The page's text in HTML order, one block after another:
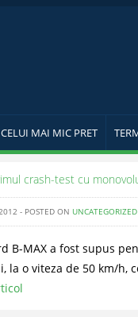
MAI MIC PRET
crash-test cu
- POSTED ON UNCATEGORIZED
B-MAX a fost supus
la o viteza de 50 km/h,